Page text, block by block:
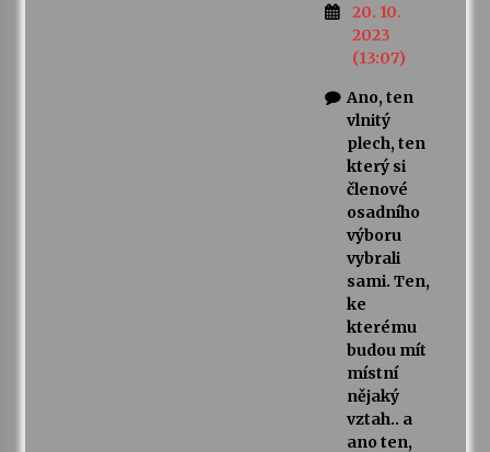
20. 10.
2023
(13:07)
Ano, ten
vlnitý
plech, ten
který si
členové
osadního
výboru
vybrali
sami. Ten,
ke
kterému
budou mít
místní
nějaký
vztah.. a
ano ten,